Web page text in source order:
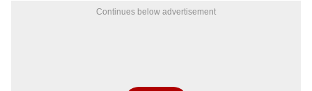
Continues below advertisement